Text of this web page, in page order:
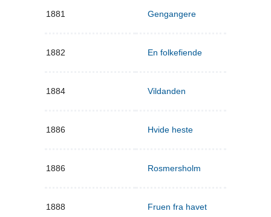
1881 Gengangere
1882 En folkefiende
1884 Vildanden
1886 Hvide heste
1886 Rosmersholm
1888 Fruen fra havet